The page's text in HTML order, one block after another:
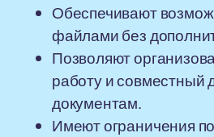
Обеспечивают
файлами без
Позволяют
работу и совместный
документам.
Имеют ограничения